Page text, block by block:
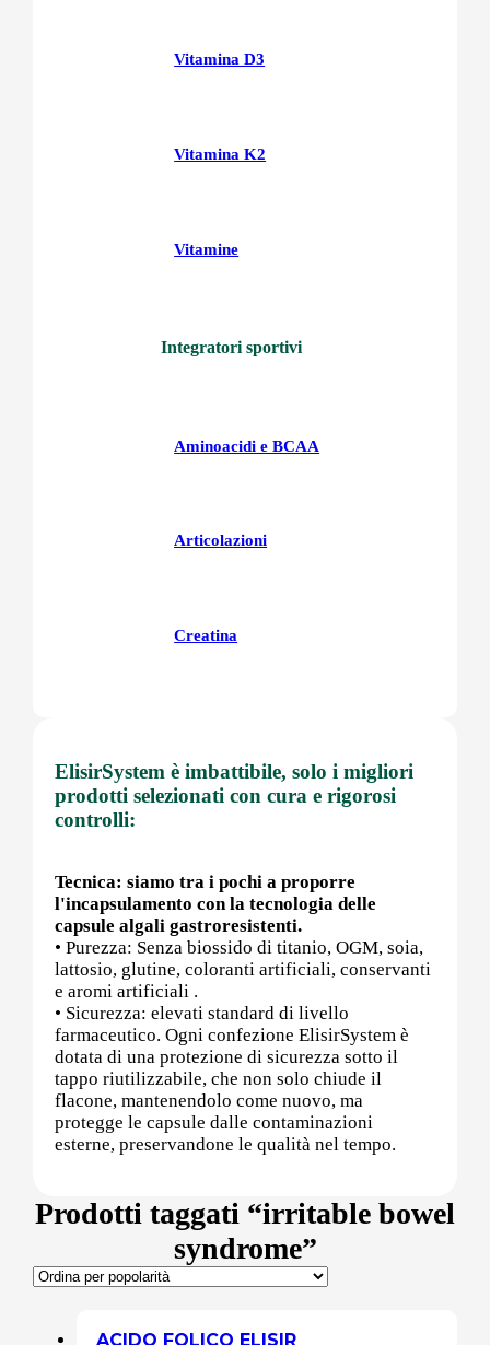
Vitamina D3
Vitamina K2
Vitamine
Integratori sportivi
Aminoacidi e BCAA
Articolazioni
Creatina
Post (PCT)
Post Workout
Pre-Workout
Prostata
ElisirSystem è imbattibile, solo i migliori
prodotti selezionati con cura e rigorosi
controlli:
Tecnica: siamo tra i pochi a proporre
l'incapsulamento con la tecnologia delle
capsule algali gastroresistenti.
• Purezza: Senza biossido di titanio, OGM, soia,
lattosio, glutine, coloranti artificiali, conservanti
e aromi artificiali .
• Sicurezza: elevati standard di livello
farmaceutico. Ogni confezione ElisirSystem è
dotata di una protezione di sicurezza sotto il
tappo riutilizzabile, che non solo chiude il
flacone, mantenendolo come nuovo, ma
protegge le capsule dalle contaminazioni
esterne, preservandone le qualità nel tempo.
Prodotti taggati “irritable bowel
syndrome”
ACIDO FOLICO ELISIR